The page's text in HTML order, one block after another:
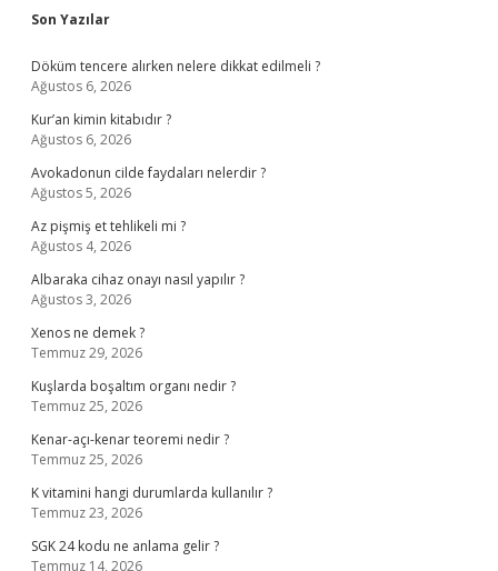
Sidebar
Son Yazılar
Döküm tencere alırken nelere dikkat edilmeli ?
Ağustos 6, 2026
Kur’an kimin kitabıdır ?
Ağustos 6, 2026
Avokadonun cilde faydaları nelerdir ?
Ağustos 5, 2026
Az pişmiş et tehlikeli mi ?
Ağustos 4, 2026
Albaraka cihaz onayı nasıl yapılır ?
Ağustos 3, 2026
Xenos ne demek ?
Temmuz 29, 2026
Kuşlarda boşaltım organı nedir ?
Temmuz 25, 2026
Kenar-açı-kenar teoremi nedir ?
Temmuz 25, 2026
K vitamini hangi durumlarda kullanılır ?
Temmuz 23, 2026
SGK 24 kodu ne anlama gelir ?
Temmuz 14, 2026